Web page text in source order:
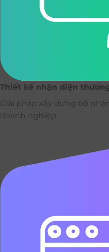
Thiết kế nhận diện
Giải pháp xây dựng bộ
doanh nghiệp